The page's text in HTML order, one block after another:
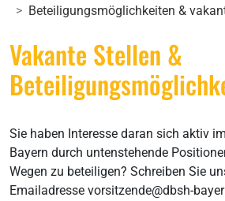
Beteiligungsmöglichkeiten &
Vakante Stellen &
Sie haben Interesse daran sich aktiv
Bayern durch untenstehende
Wegen zu beteiligen? Schreiben Sie
Emailadresse vorsitzende@dbsh-